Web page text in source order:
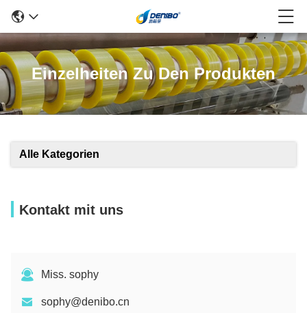
Einzelheiten Zu Den Produkten
Alle Kategorien
Kontakt mit uns
Miss. sophy
sophy@denibo.cn